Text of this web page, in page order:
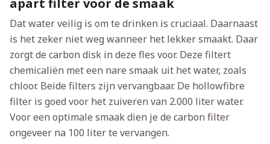
apart filter voor de smaak
Dat water veilig is om te drinken is cruciaal. Daarnaast
is het zeker niet weg wanneer het lekker smaakt. Daar
zorgt de carbon disk in deze fles voor. Deze filtert
chemicaliën met een nare smaak uit het water, zoals
chloor. Beide filters zijn vervangbaar. De hollowfibre
filter is goed voor het zuiveren van 2.000 liter water.
Voor een optimale smaak dien je de carbon filter
ongeveer na 100 liter te vervangen.